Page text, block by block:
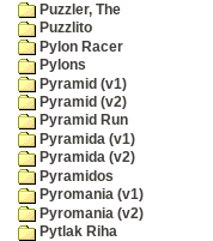
Puzzler, The
Puzzlito
Pylon Racer
Pylons
Pyramid (v1)
Pyramid (v2)
Pyramid Run
Pyramida (v1)
Pyramida (v2)
Pyramidos
Pyromania (v1)
Pyromania (v2)
Pytlak Riha